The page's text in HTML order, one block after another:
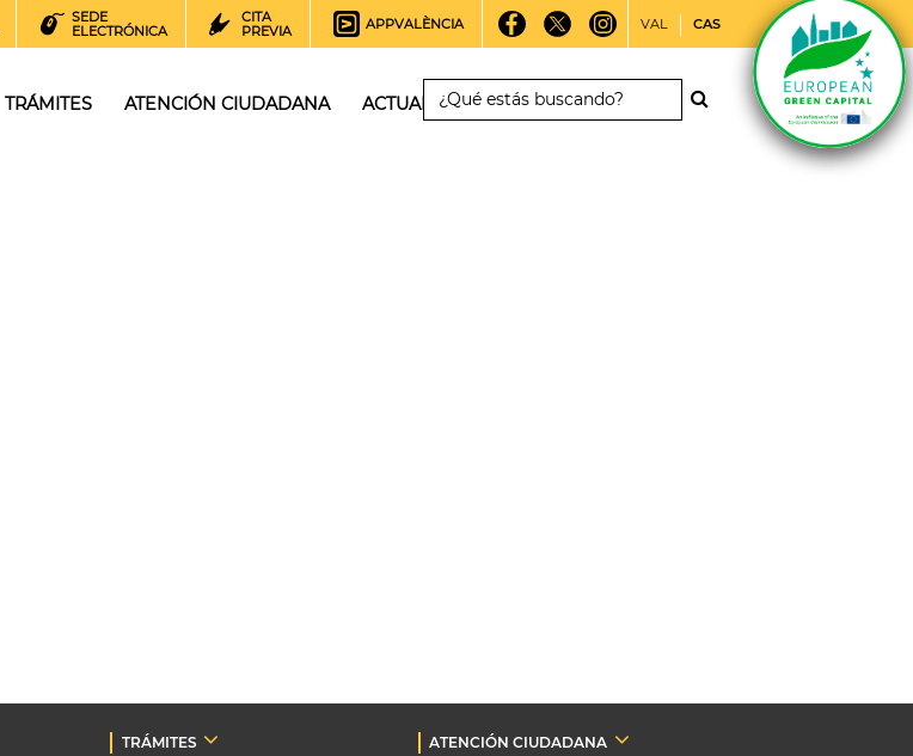
SEDE
ELECTRÓNICA
CITA
PREVIA
APPVALÈNCIA VAL CAS
TRÁMITES ATENCIÓN CIUDADANA ACTUALIDAD
TRÁMITES
ATENCIÓN CIUDADANA